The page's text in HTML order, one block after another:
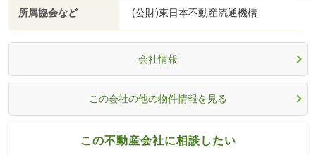
所属協会など (公財)東日本不動産流通機構
会社情報
この会社の他の物件情報を見る
この不動産会社に相談したい